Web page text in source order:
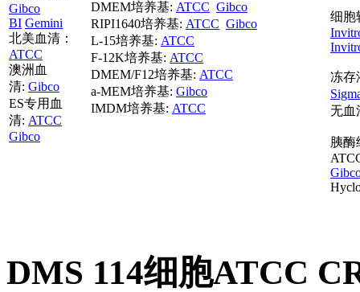
Gibco
BI Gemini
北美血清：
ATCC
澳洲血
清: Gibco
ES专用血
清: ATCC
Gibco
DMEM培养基: ATCC Gibco
RIPI1640培养基: ATCC Gibco
L-15培养基: ATCC
F-12K培养基: ATCC
DMEM/F12培养基: ATCC
a-MEM培养基: Gibco
IMDM培养基: ATCC
细胞
冻存
无血
胰酶
DMS 114细胞ATCC